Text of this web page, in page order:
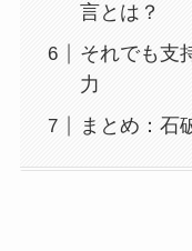
言とは？
それでも支
力
まとめ：石